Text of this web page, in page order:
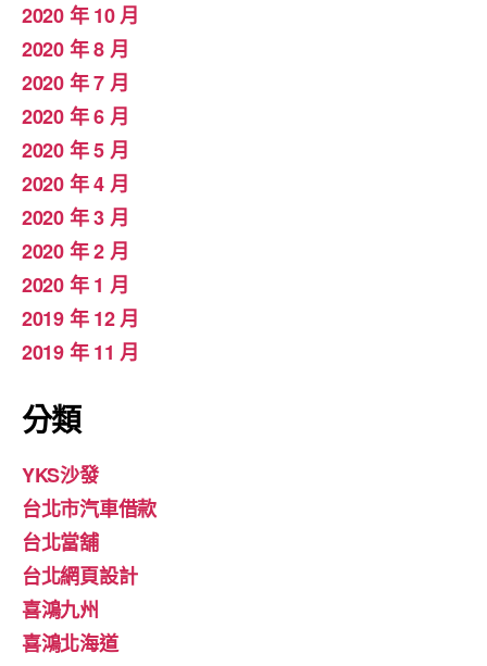
2020 年 10 月
2020 年 8 月
2020 年 7 月
2020 年 6 月
2020 年 5 月
2020 年 4 月
2020 年 3 月
2020 年 2 月
2020 年 1 月
2019 年 12 月
2019 年 11 月
分類
YKS沙發
台北市汽車借款
台北當舖
台北網頁設計
喜鴻九州
喜鴻北海道